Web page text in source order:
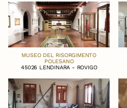
MUSEO DEL RISORGIMENTO
POLESANO
45026 LENDINARA - ROVIGO